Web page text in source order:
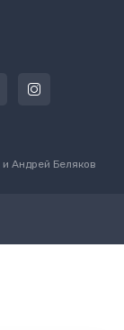
и Андрей Беляков